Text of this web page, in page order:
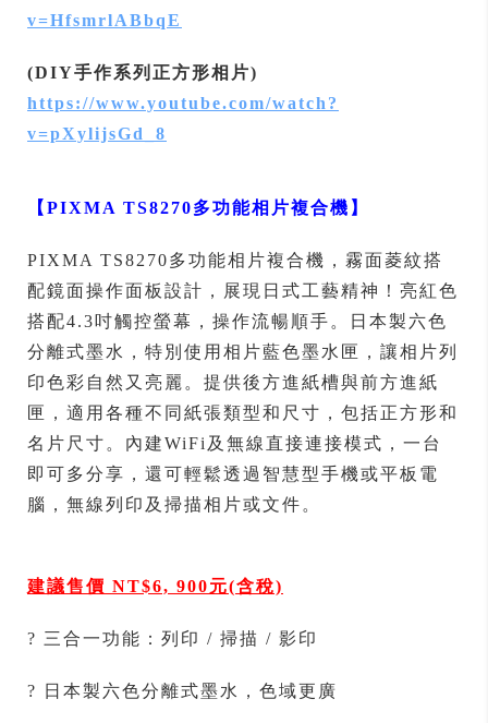
v=HfsmrlABbqE
(DIY手作系列正方形相片)
https://www.youtube.com/watch?
v=pXylijsGd_8
【 PIXMA TS8270多功能相片複合機 】
PIXMA TS8270多功能相片複合機，霧面菱紋搭
配鏡面操作面板設計，展現日式工藝精神！亮紅色
搭配4.3吋觸控螢幕，操作流暢順手。日本製六色
分離式墨水，特別使用相片藍色墨水匣，讓相片列
印色彩自然又亮麗。提供後方進紙槽與前方進紙
匣，適用各種不同紙張類型和尺寸，包括正方形和
名片尺寸。內建WiFi及無線直接連接模式，一台
即可多分享，還可輕鬆透過智慧型手機或平板電
腦，無線列印及掃描相片或文件。
建議售價 NT$6, 900元(含稅)
? 三合一功能：列印 / 掃描 / 影印
? 日本製六色分離式墨水，色域更廣